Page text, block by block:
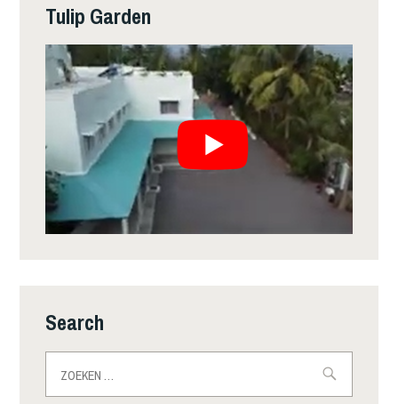
Tulip Garden
Search
naar: